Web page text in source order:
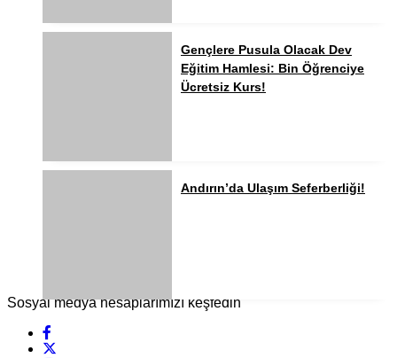
Gençlere Pusula Olacak Dev
Eğitim Hamlesi: Bin Öğrenciye
Ücretsiz Kurs!
Andırın’da Ulaşım Seferberliği!
Sosyal medya hesaplarımızı keşfedin